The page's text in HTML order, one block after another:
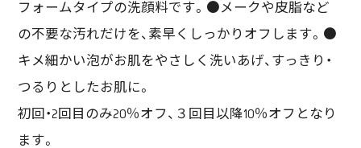
フォームタイプの洗顔料です。●メークや皮脂など
の不要な汚れだけを、素早くしっかりオフします。●
キメ細かい泡がお肌をやさしく洗いあげ、すっきり・
つるりとしたお肌に。
初回・2回目のみ20％オフ、３回目以降10％オフとなり
ます。